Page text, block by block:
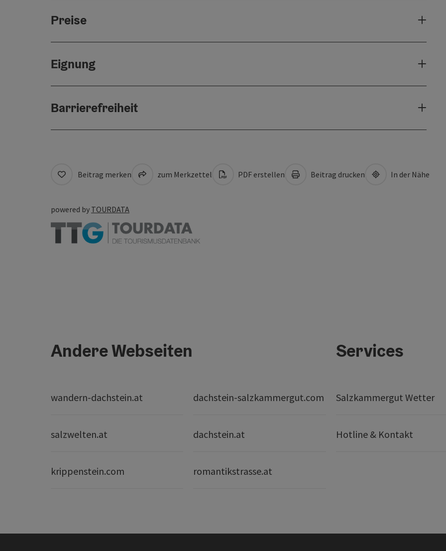
Preise
Eignung
Barrierefreiheit
Beitrag merken zum Merkzettel PDF erstellen Beitrag drucken In der Nähe
powered by TOURDATA
Andere Webseiten
wandern-dachstein.at dachstein-salzkammergut.com
salzwelten.at dachstein.at
krippenstein.com romantikstrasse.at
Services
Salzkammergut Wetter
Hotline & Kontakt